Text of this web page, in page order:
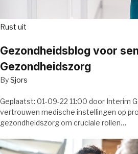
Rust uit
Gezondheidsblog voor
Gezondheidszorg
BySjors
Geplaatst: 01-09-22 11:00 door Interim
vertrouwen medische instellingen op
gezondheidszorg om cruciale rollen…